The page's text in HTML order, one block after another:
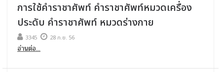
การใช้คําราชาศัพท์ คําราชาศัพท์หมวดเครื่อง
ประดับ คําราชาศัพท์ หมวดร่างกาย
3345 28 ก.ย. 56
อ่านต่อ...